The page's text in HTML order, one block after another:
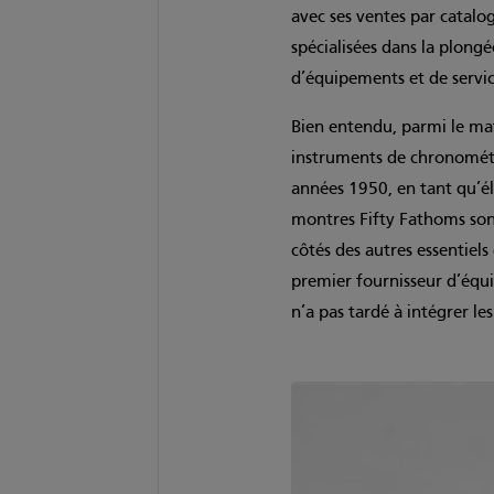
avec ses ventes par
spécialisées dans la
d’équipements et de
Bien entendu, parmi le
instruments de
années 1950, en tant
montres Fifty Fathoms
côtés des autres
premier fournisseur
n’a pas tardé à intégrer